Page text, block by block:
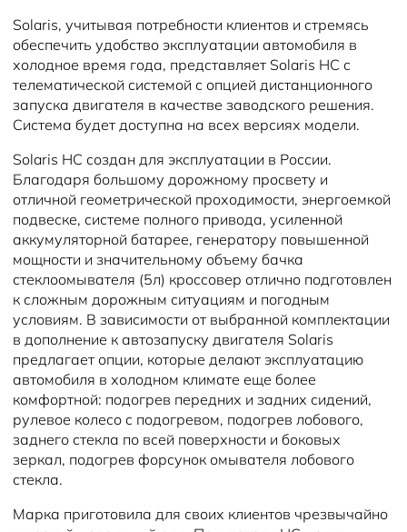
Solaris, учитывая потребности клиентов и стремясь
обеспечить удобство эксплуатации автомобиля в
холодное время года, представляет Solaris HC с
телематической системой с опцией дистанционного
запуска двигателя в качестве заводского решения.
Система будет доступна на всех версиях модели.
Solaris НС создан для эксплуатации в России.
Благодаря большому дорожному просвету и
отличной геометрической проходимости, энергоемкой
подвеске, системе полного привода, усиленной
аккумуляторной батарее, генератору повышенной
мощности и значительному объему бачка
стеклоомывателя (5л) кроссовер отлично подготовлен
к сложным дорожным ситуациям и погодным
условиям. В зависимости от выбранной комплектации
в дополнение к автозапуску двигателя Solaris
предлагает опции, которые делают эксплуатацию
автомобиля в холодном климате еще более
комфортной: подогрев передних и задних сидений,
рулевое колесо с подогревом, подогрев лобового,
заднего стекла по всей поверхности и боковых
зеркал, подогрев форсунок омывателя лобового
стекла.
Марка приготовила для своих клиентов чрезвычайно